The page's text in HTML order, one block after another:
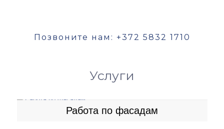
Позвоните нам: +372 5832 1710
Услуги
Работа по фасадам